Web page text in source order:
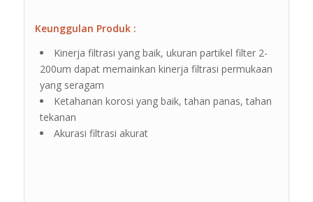
Keunggulan Produk :
Kinerja filtrasi yang baik, ukuran partikel filter 2-
200um dapat memainkan kinerja filtrasi permukaan
yang seragam
Ketahanan korosi yang baik, tahan panas, tahan
tekanan
Akurasi filtrasi akurat